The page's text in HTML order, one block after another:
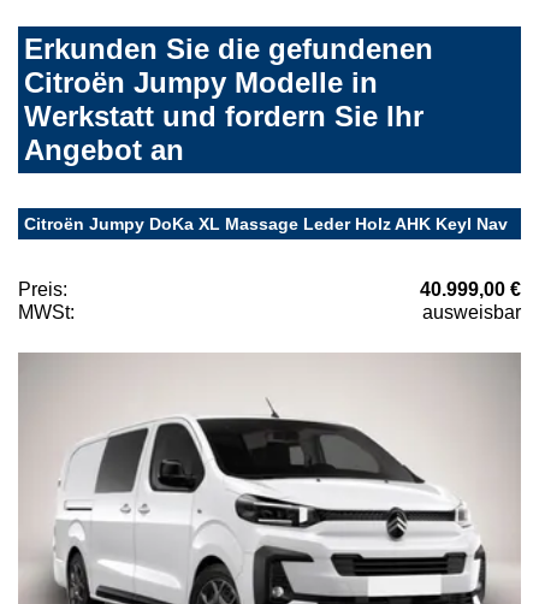
Erkunden Sie die gefundenen
Citroën Jumpy Modelle in
Werkstatt und fordern Sie Ihr
Angebot an
Citroën Jumpy DoKa XL Massage Leder Holz AHK Keyl Nav
Preis:
40.999,00 €
MWSt:
ausweisbar